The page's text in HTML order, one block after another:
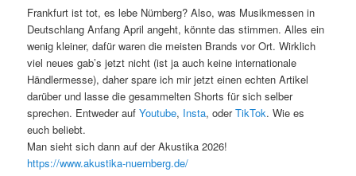
Frankfurt ist tot, es lebe Nürnberg? Also, was Musikmessen in
Deutschlang Anfang April angeht, könnte das stimmen. Alles ein
wenig kleiner, dafür waren die meisten Brands vor Ort. Wirklich
viel neues gab’s jetzt nicht (ist ja auch keine internationale
Händlermesse), daher spare ich mir jetzt einen echten Artikel
darüber und lasse die gesammelten Shorts für sich selber
sprechen. Entweder aufYoutube, Insta, oderTikTok. Wie es
euch beliebt.
Man sieht sich dann auf der Akustika 2026!
https://www.akustika-nuernberg.de/